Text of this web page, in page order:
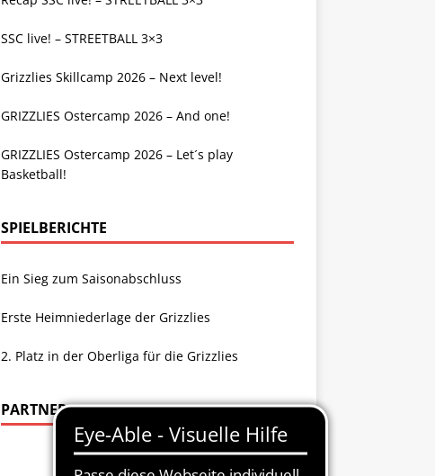
SSC live! – STREETBALL 3×3
Grizzlies Skillcamp 2026 – Next level!
GRIZZLIES Ostercamp 2026 – And one!
GRIZZLIES Ostercamp 2026 – Let´s play
Basketball!
SPIELBERICHTE
Ein Sieg zum Saisonabschluss
Erste Heimniederlage der Grizzlies
2. Platz in der Oberliga für die Grizzlies
PARTNER